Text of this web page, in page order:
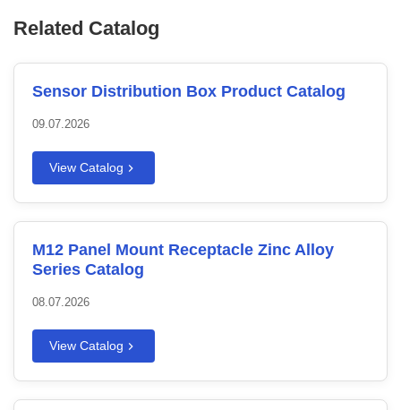
Related Catalog
Sensor Distribution Box Product Catalog
09.07.2026
View Catalog
M12 Panel Mount Receptacle Zinc Alloy
Series Catalog
08.07.2026
View Catalog